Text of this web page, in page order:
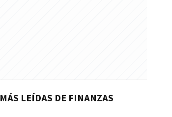
MÁS LEÍDAS DE FINANZAS